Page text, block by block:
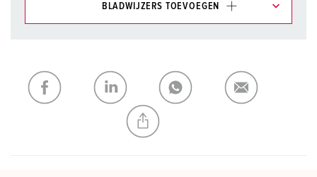
BLADWIJZERS TOEVOEGEN
Mijn lijst TOEVOEGEN
NIEUW LIJST MAKEN